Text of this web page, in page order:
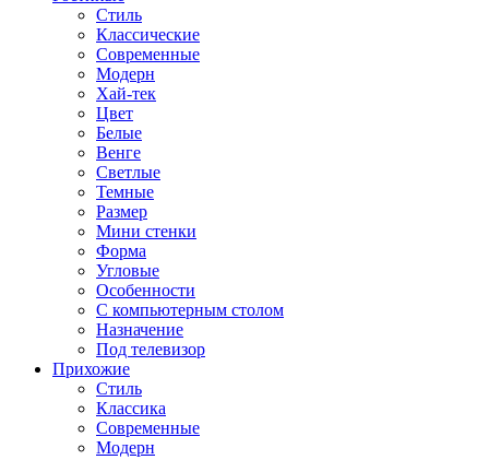
Стиль
Классические
Современные
Модерн
Хай-тек
Цвет
Белые
Венге
Светлые
Темные
Размер
Мини стенки
Форма
Угловые
Особенности
С компьютерным столом
Назначение
Под телевизор
Прихожие
Стиль
Классика
Современные
Модерн